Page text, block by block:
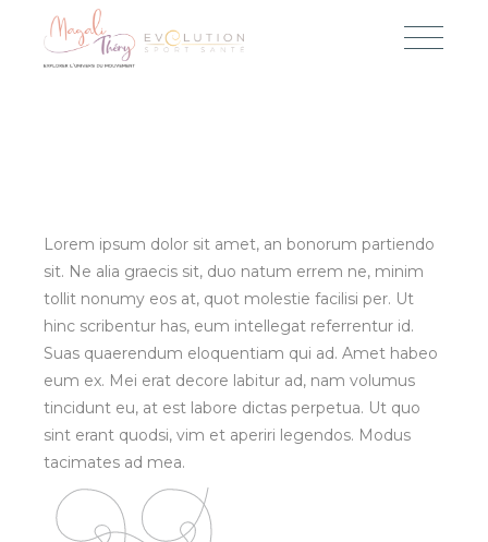
Lorem ipsum dolor sit amet, an bonorum partiendo
sit. Ne alia graecis sit, duo natum errem ne, minim
tollit nonumy eos at, quot molestie facilisi per. Ut
hinc scribentur has, eum intellegat referrentur id.
Suas quaerendum eloquentiam qui ad. Amet habeo
eum ex. Mei erat decore labitur ad, nam volumus
tincidunt eu, at est labore dictas perpetua. Ut quo
sint erant quodsi, vim et aperiri legendos. Modus
tacimates ad mea.